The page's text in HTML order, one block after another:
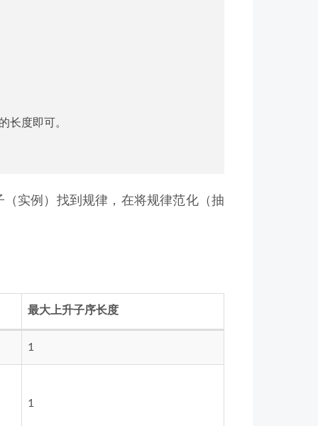
度即可。
实例）找到规律，在将规律范化（抽
最大上升子序长度
1
1